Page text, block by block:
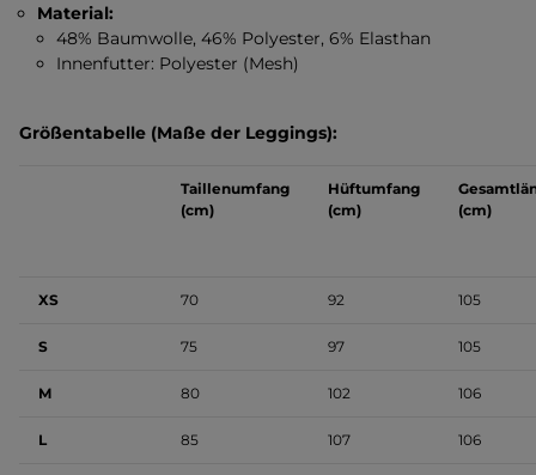
Material:
48% Baumwolle, 46% Polyester, 6% Elasthan
Innenfutter: Polyester (Mesh)
Größentabelle (Maße der Leggings):
Taillenumfang
(cm)
Hüftumfang
(cm)
(cm)
XS 70 92 105
S 75 97 105
M 80 102 106
L 85 107 106